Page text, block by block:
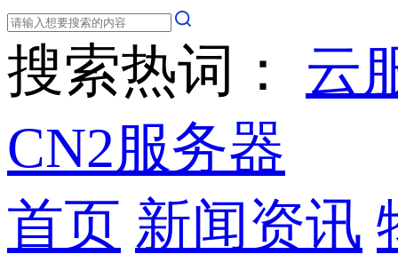
搜索热词： 云
CN2服务器
首页 新闻资讯